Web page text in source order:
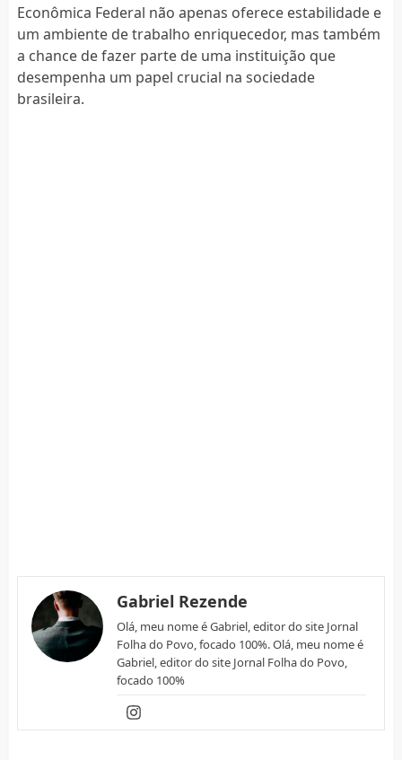
Econômica Federal não apenas oferece estabilidade e
um ambiente de trabalho enriquecedor, mas também
a chance de fazer parte de uma instituição que
desempenha um papel crucial na sociedade
brasileira.
Gabriel Rezende
Olá, meu nome é Gabriel, editor do site Jornal
Folha do Povo, focado 100%. Olá, meu nome é
Gabriel, editor do site Jornal Folha do Povo,
focado 100%